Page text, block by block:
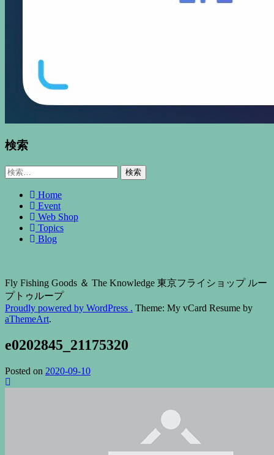
検索
検
Home
Event
Web Shop
Topics
Blog
Fly Fishing Goods ＆ The Knowledge 東京フライショップ ルー
プトゥループ
Proudly powered by WordPress . Theme: My vCard Resume by
aThemeArt.
e0202845_21175320
Posted on 2020-09-10